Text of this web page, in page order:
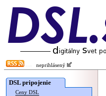
neprihlásený
DSL pripojenie
Ceny DSL